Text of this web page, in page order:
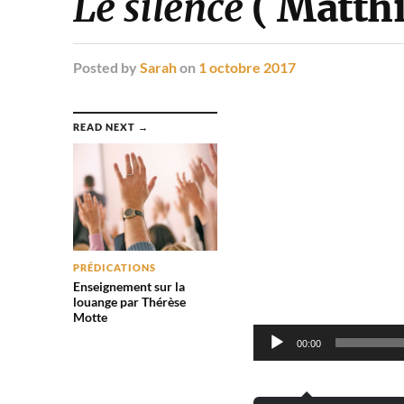
Posted by Sarahon 1 octobre 2017
READ NEXT →
PRÉDICATIONS
Enseignement sur la
louange par Thérèse
Motte
00:00